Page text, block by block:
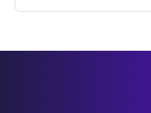
vulnérables à la fraude
CM.com propose une